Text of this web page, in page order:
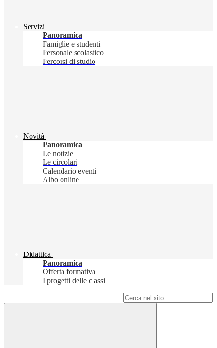
Servizi
Panoramica
Famiglie e studenti
Personale scolastico
Percorsi di studio
Novità
Panoramica
Le notizie
Le circolari
Calendario eventi
Albo online
Didattica
Panoramica
Offerta formativa
I progetti delle classi